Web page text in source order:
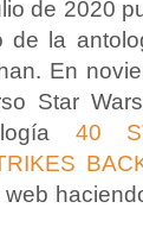
de 2020
de la
En
Star
40